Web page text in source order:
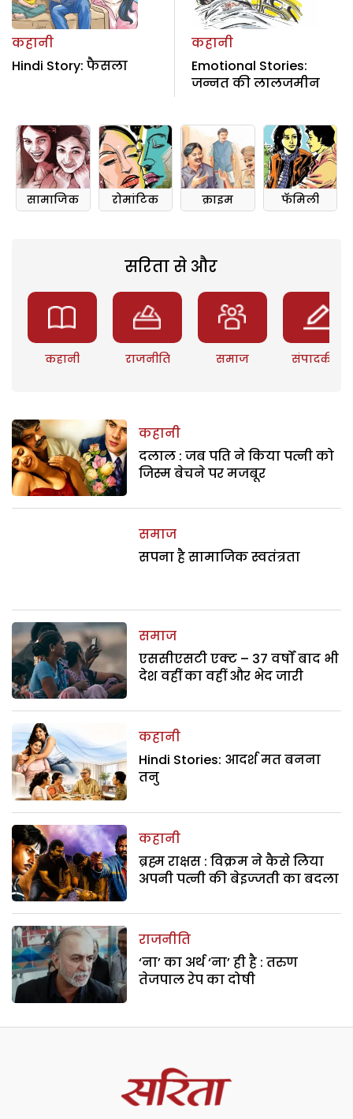
कहानी
Hindi Story: फैसला
कहानी
Emotional Stories:
जन्नत की लालजमीन
सामाजिक रोमांटिक क्राइम फॅमिली
सरिता से और
कहानी राजनीति समाज संपादकीय
कहानी
दलाल : जब पति ने किया पत्नी को
जिस्म बेचने पर मजबूर
समाज
सपना है सामाजिक स्वतंत्रता
समाज
एससीएसटी एक्ट – 37 वर्षों बाद भी
देश वहीं का वहीं और भेद जारी
कहानी
Hindi Stories: आदर्श मत बनना
तनु
कहानी
ब्रह्म राक्षस : विक्रम ने कैसे लिया
अपनी पत्नी की बेइज्जती का बदला
राजनीति
‘ना’ का अर्थ ‘ना’ ही है : तरुण
तेजपाल रेप का दोषी